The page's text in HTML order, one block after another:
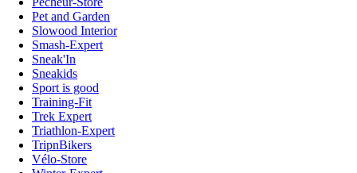
Pet and Garden
Slowood Interior
Smash-Expert
Sneak'In
Sneakids
Sport is good
Training-Fit
Trek Expert
Triathlon-Expert
TripnBikers
Vélo-Store